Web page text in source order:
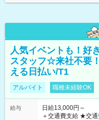
人気イベントも！好
スタッフ☆来社不要
える日払い/T1
アルバイト 職種未経験OK
給与
日給13,000円～
＋交通費支給 ★交通費全額支給！ ┗案件により規定あり ★日払